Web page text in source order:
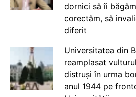
dornici să îi
corectăm, să
diferit
Universitatea din
reamplasat
distruși în urma
anul 1944 pe